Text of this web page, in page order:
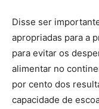
Disse ser
apropriadas para a
para evitar os
alimentar no
por cento dos
capacidade de